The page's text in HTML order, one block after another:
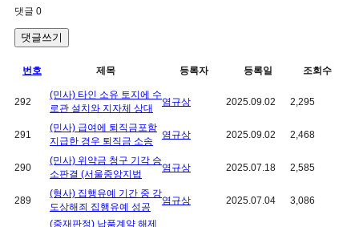
댓글 0
댓글쓰기
번호 제목 등록자 등록일 조회수
292
(민사) 타인 소유 토지에 수
로관 설치와 지자체 상대
염규상 2025.09.02 2,295
291
(민사) 급여에 퇴직금포함
지급한 경우 퇴직금 소송
염규상 2025.09.02 2,468
290
(민사) 위약금 청구 기각 승
소판결 (서울중앙지법
염규상 2025.07.18 2,585
289
(형사) 집행유예 기간 중 강
도상해죄 집행유예 성공
염규상 2025.07.04 3,086
(중재판정) 납품계약 해제